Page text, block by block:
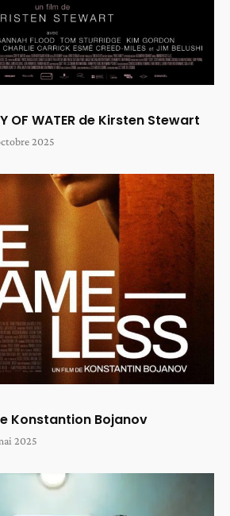
OF WATER de Kirsten Stewart
2025
de Konstantion Bojanov
2025